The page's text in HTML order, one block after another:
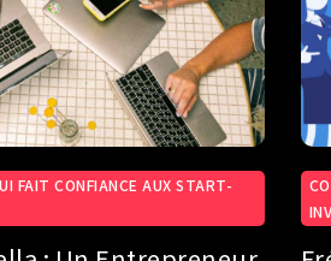
FAIT CONFIANCE AUX START-